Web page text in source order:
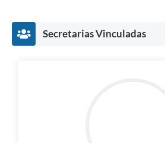
Secretarias Vinculadas